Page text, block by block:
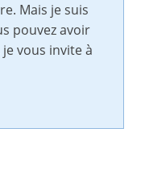
Mais je suis
pouvez avoir
vous invite à